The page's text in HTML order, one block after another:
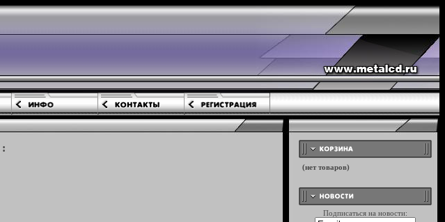
:
Подписаться на новости: